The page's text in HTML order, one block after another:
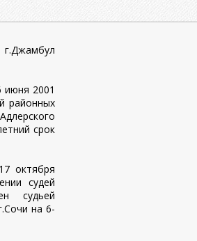
июня 2001
районных
срок
октября
судей
судьей
на 6-